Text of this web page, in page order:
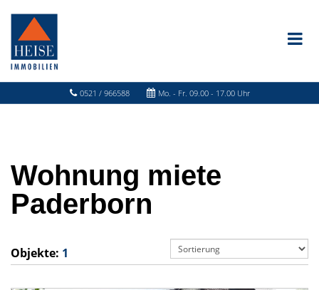
0521 / 966588 Mo. - Fr. 09.00 - 17.00 Uhr
Wohnung miete
Paderborn
Objekte: 1